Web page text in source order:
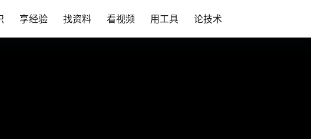
享经验 找资料 看视频 用工具 论技术